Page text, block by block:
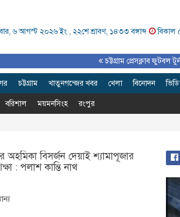
৬ আগস্ট ২০২৬ ইং ,২২শে শ্রাবণ, ১৪৩৩ বঙ্গাব্দ বিকাল
চট্টগ্রাম প্রেসক্লাব ফুটবল
চট্টগ্রাম খাতুনগন্জের খবর খেলা বিনোদন
বরিশাল ময়মনসিংহ
রংপুর
অহমিকা বিসর্জন দেয়াই শ্যামাপূজার
: পলাশ কান্তি নাথ